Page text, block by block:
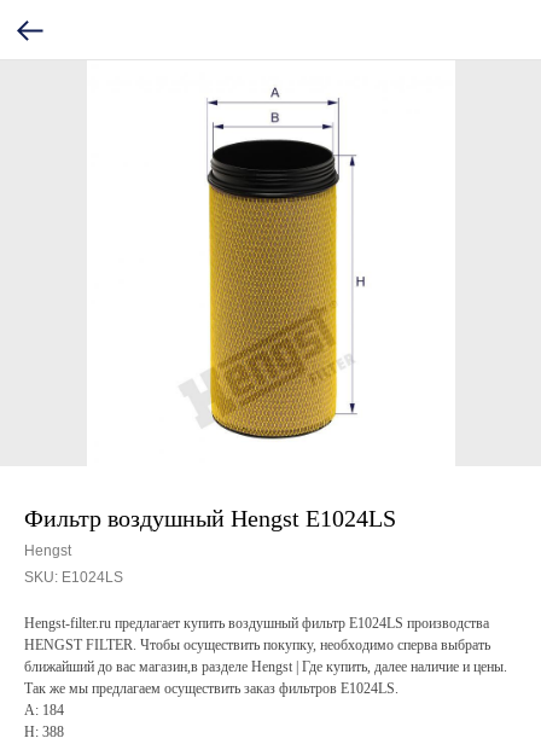
Фильтр воздушный Hengst E1024LS
Hengst
SKU: E1024LS
Hengst-filter.ru предлагает купить воздушный фильтр E1024LS производства
HENGST FILTER. Чтобы осуществить покупку, необходимо сперва выбрать
ближайший до вас магазин,в разделе Hengst | Где купить, далее наличие и цены.
Так же мы предлагаем осуществить заказ фильтров E1024LS.
A: 184
H: 388